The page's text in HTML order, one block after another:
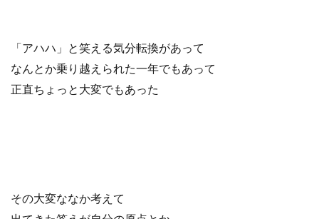
「アハハ」と笑える気分転換があって
なんとか乗り越えられた一年でもあって
正直ちょっと大変でもあった
その大変ななか考えて